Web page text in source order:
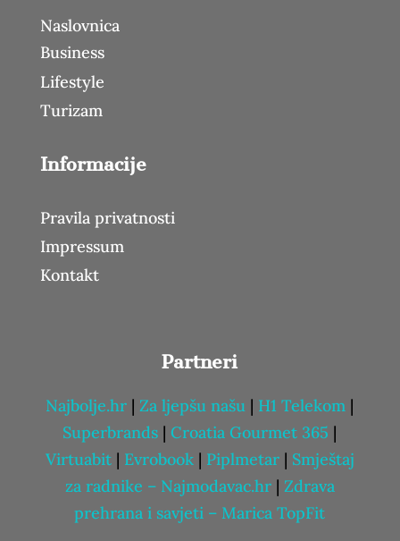
Naslovnica
Business
Lifestyle
Turizam
Informacije
Pravila privatnosti
Impressum
Kontakt
Partneri
Najbolje.hr |Za ljepšu našu | H1 Telekom |
Superbrands | Croatia Gourmet 365 |
Virtuabit| Evrobook| Piplmetar| Smještaj
za radnike – Najmodavac.hr | Zdrava
prehrana i savjeti – Marica TopFit